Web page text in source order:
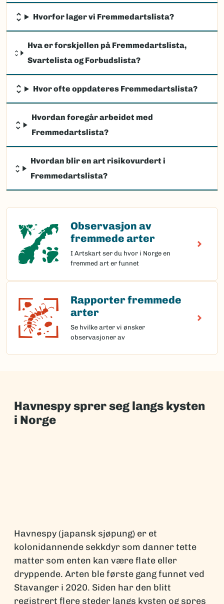
Hvorfor lager vi Fremmedartslista?
Hva er forskjellen på Fremmedartslista,
Svartelista og Forbudslista?
Hvor ofte oppdateres Fremmedartslista?
Hvordan foregår arbeidet med
Fremmedartslista?
Hvordan blir en art risikovurdert i
Fremmedartslista?
Observasjon av
fremmede arter
I Artskart ser du hvor i Norge en
fremmed art er funnet
Observasjon av fremmede arter
Rapporter fremmede
arter
Se hvilke arter vi ønsker
observasjoner av
Rapporter fremmede arter
Havnespy sprer seg langs kysten
i Norge
Havnespy (japansk sjøpung) er et
kolonidannende sekkdyr som danner tette
matter som enten kan være flate eller
dryppende. Arten ble første gang funnet ved
Stavanger i 2020. Siden har den blitt
registrert flere steder langs kysten og spres